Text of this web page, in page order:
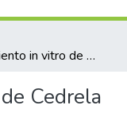
Establecimiento in vitro de Cedrela salvadorensis Standl
Cedrela